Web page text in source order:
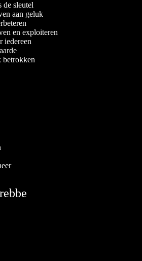
de sleutel
aan geluk
en exploiteren
iedereen
betrokken